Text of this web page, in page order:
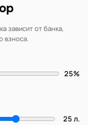
зависит от банка,
взноса.
25%
25 л.